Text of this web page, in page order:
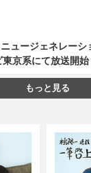
ュージェネレー
京系にて放送開始
もっと見る